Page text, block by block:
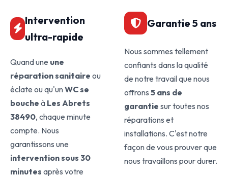
Intervention
ultra-rapide
Quand une une
réparation sanitaire ou
éclate ou qu'unWC se
bouche à Les Abrets
38490, chaque minute
compte. Nous
garantissons une
intervention sous 30
minutes après votre
Garantie 5 ans
Nous sommes tellement
confiants dans la qualité
de notre travail que nous
offrons 5 ans de
garantie sur toutes nos
réparations et
installations. C'est notre
façon de vous prouver que
nous travaillons pour durer.